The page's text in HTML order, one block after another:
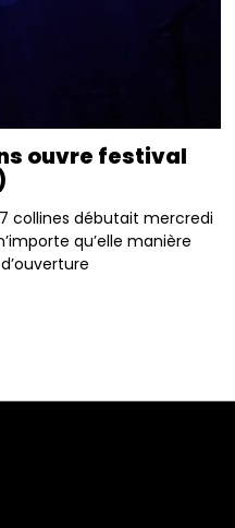
ouvre festival
collines débutait mercredi
qu’elle manière